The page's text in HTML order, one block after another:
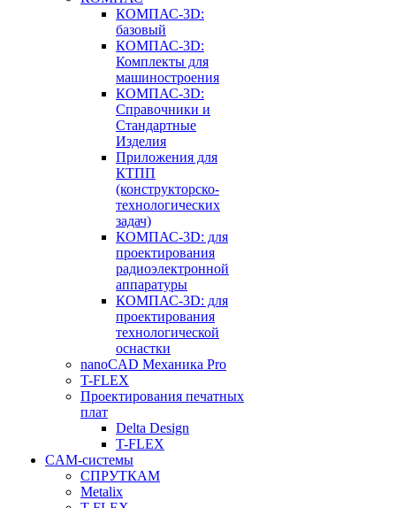
КОМПАС-3D:
базовый
КОМПАС-3D:
Комплекты для
машиностроения
КОМПАС-3D:
Справочники и
Стандартные
Изделия
Приложения для
КТПП
(конструкторско-
технологических
задач)
КОМПАС-3D: для
проектирования
радиоэлектронной
аппаратуры
КОМПАС-3D: для
проектирования
технологической
оснастки
nanoCAD Механика Pro
T-FLEX
Проектирования печатных
плат
Delta Design
T-FLEX
CAM-системы
СПРУТКAM
Metalix